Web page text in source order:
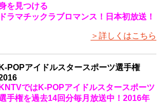
を見つける
ドラマチックラブロマンス！日本初放送！
＞詳しくはこちら
K-POPアイドルスタースポーツ選手権
KNTVではK-POPアイドルスタースポーツ
手権を過去14回分毎月放送中！2016年